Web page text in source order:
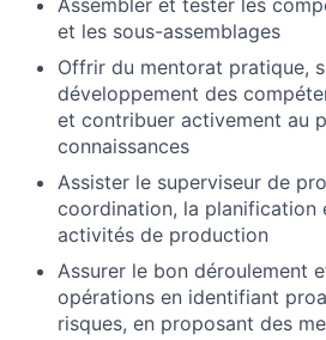
et les sous-assemblages
Offrir du mentorat pratique,
développement des
et contribuer activement au
connaissances
Assister le superviseur de
coordination, la planification
activités de production
Assurer le bon déroulement
opérations en identifiant
risques, en proposant des